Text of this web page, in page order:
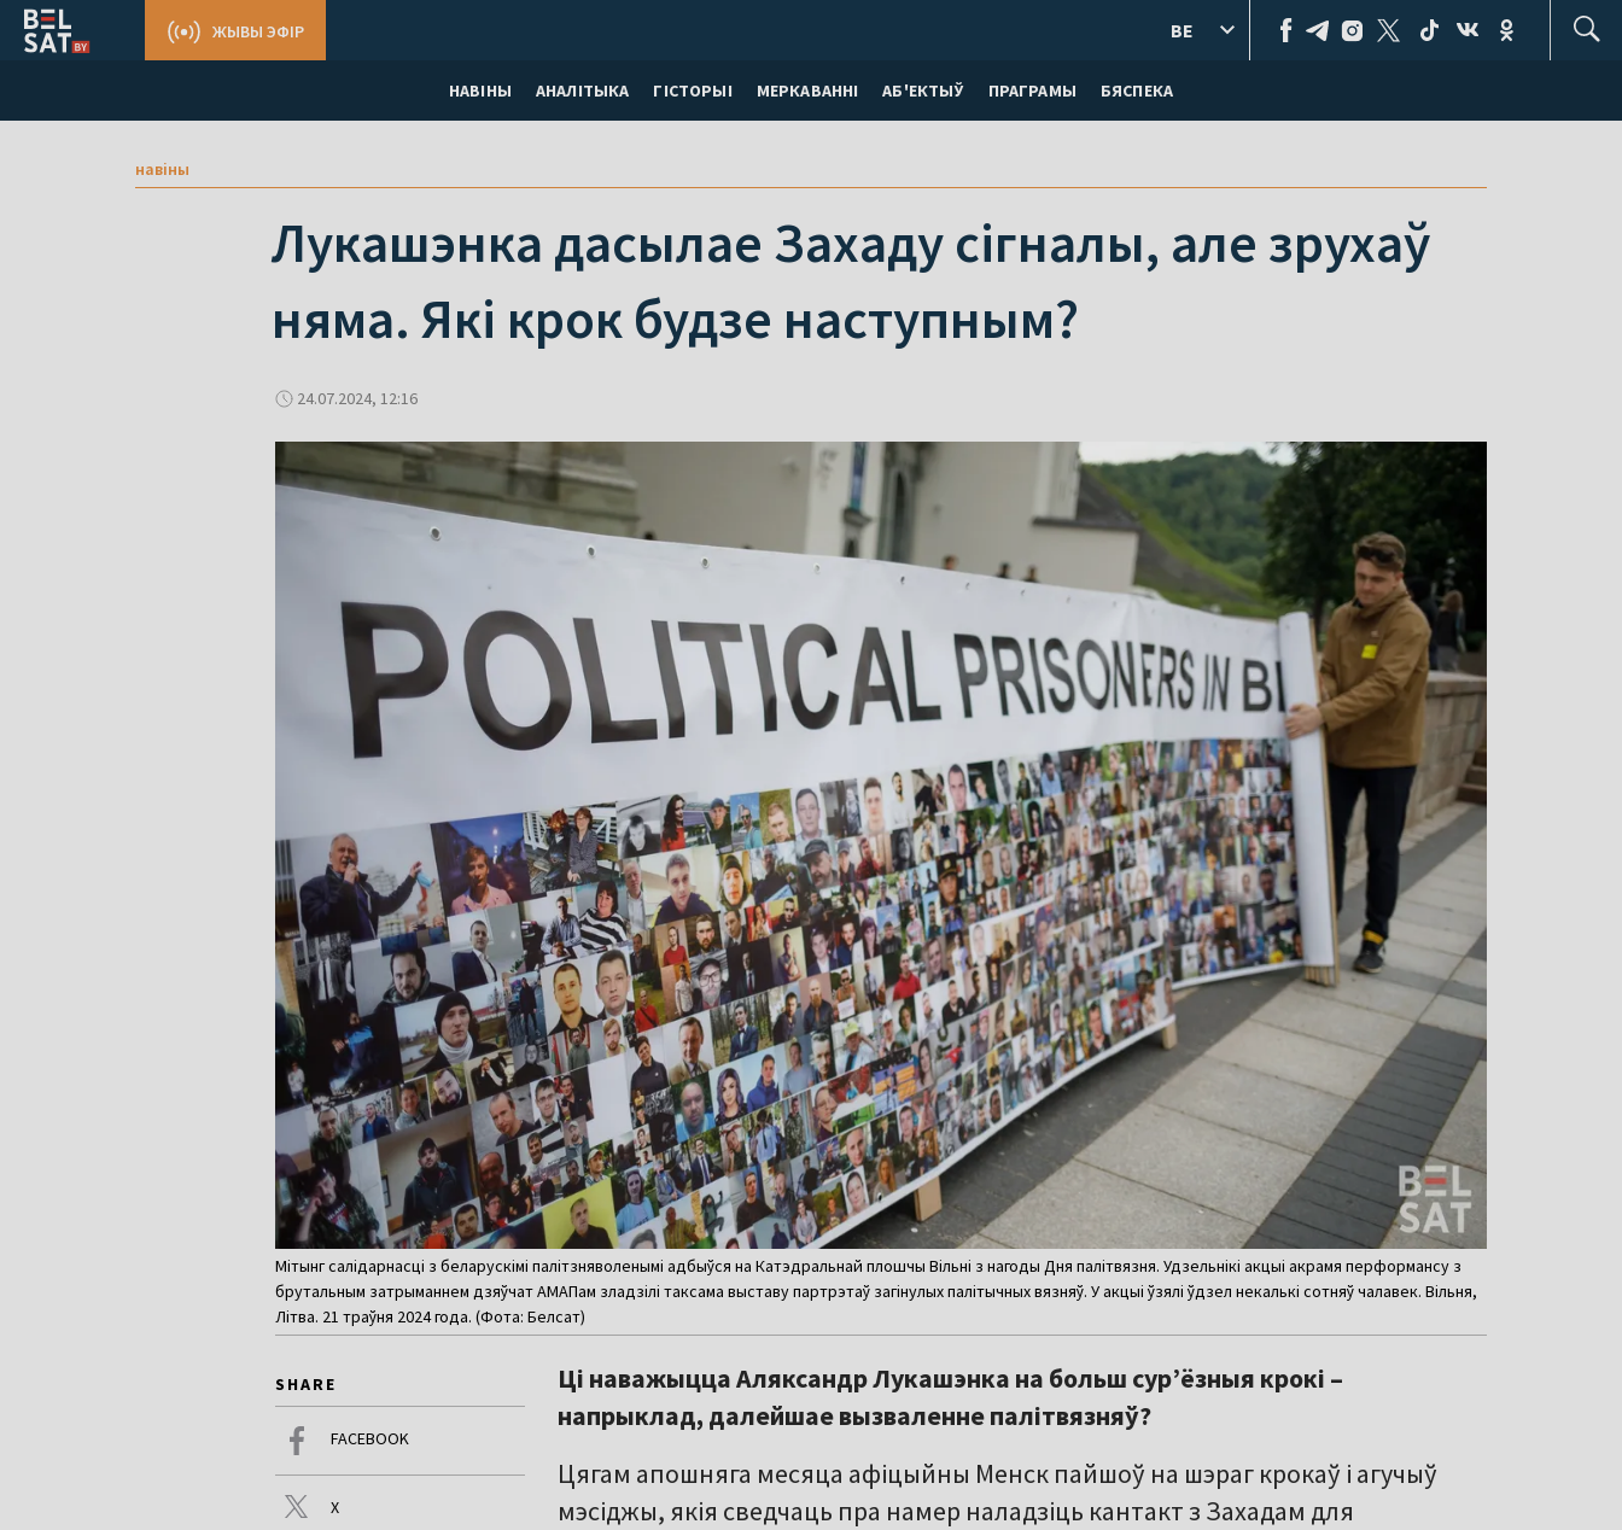
НАВІНЫ АНАЛІТЫКА ГІСТОРЫІ МЕРКАВАННI АБ'ЕКТЫЎ ПРАГРАМЫ БЯСПЕКА
ЖЫВЫ ЭФІР BE
навіны
Лукашэнка дасылае Захаду сігналы, але зрухаў
няма. Які крок будзе наступным?
24.07.2024, 12:16
Мітынг салідарнасці з беларускімі палітзняволенымі адбыўся на Катэдральнай плошчы Вільні з нагоды Дня палітвязня. Удзельнікі акцыі акрамя перформансу з
брутальным затрыманнем дзяўчат АМАПам зладзілі таксама выставу партрэтаў загінулых палітычных вязняў. У акцыі ўзялі ўдзел некалькі сотняў чалавек. Вільня,
Літва. 21 траўня 2024 года. (Фота: Белсат)
SHARE
FACEBOOK
X
Ці наважыцца Аляксандр Лукашэнка на больш сур’ёзныя крокі –
напрыклад, далейшае вызваленне палітвязняў?
Цягам апошняга месяца афіцыйны Менск пайшоў на шэраг крокаў і агучыў
мэсіджы, якія сведчаць пра намер наладзіць кантакт з Захадам для